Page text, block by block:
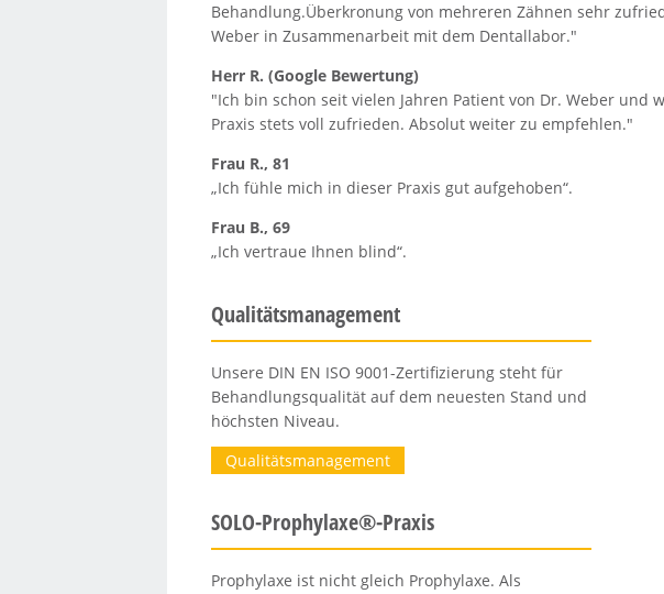
Behandlung.Überkronung von mehreren Zähnen sehr
Weber in Zusammenarbeit mit dem Dentallabor."
Herr R. (Google Bewertung)
"Ich bin schon seit vielen Jahren Patient von Dr. Weber und
Praxis stets voll zufrieden. Absolut weiter zu empfehlen."
Frau R., 81
„Ich fühle mich in dieser Praxis gut aufgehoben“.
Frau B., 69
„Ich vertraue Ihnen blind“.
Qualitätsmanagement
Unsere DIN EN ISO 9001-Zertifizierung steht für
Behandlungsqualität auf dem neuesten Stand und
höchsten Niveau.
Qualitätsmanagement
SOLO-Prophylaxe®-Praxis
Prophylaxe ist nicht gleich Prophylaxe. Als